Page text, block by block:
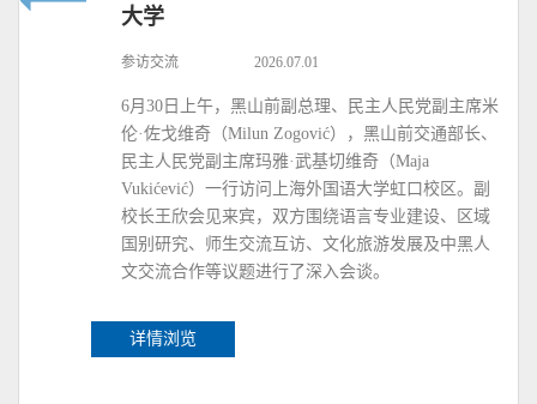
大学
参访交流 2026.07.01
6月30日上午，黑山前副总理、民主人民党副主席米
伦·佐戈维奇（Milun Zogović），黑山前交通部长、
民主人民党副主席玛雅·武基切维奇（Maja
Vukićević）一行访问上海外国语大学虹口校区。副
校长王欣会见来宾，双方围绕语言专业建设、区域
国别研究、师生交流互访、文化旅游发展及中黑人
文交流合作等议题进行了深入会谈。
详情浏览